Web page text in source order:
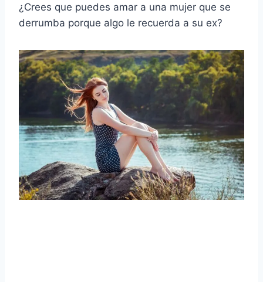
¿Crees que puedes amar a una mujer que se
derrumba porque algo le recuerda a su ex?